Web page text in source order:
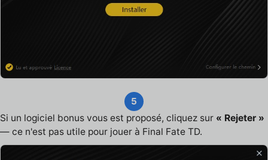
5
Si un logiciel bonus vous est proposé, cliquez sur « Rejeter »
— ce n'est pas utile pour jouer à Final Fate TD.